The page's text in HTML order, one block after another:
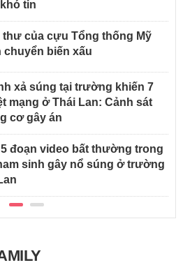
tin
thư của cựu Tổng thống Mỹ
chuyển biến xấu
xả súng tại trường khiến 7
mạng ở Thái Lan: Cảnh sát
cơ gây án
5 đoạn video bất thường trong
sinh gây nổ súng ở trường